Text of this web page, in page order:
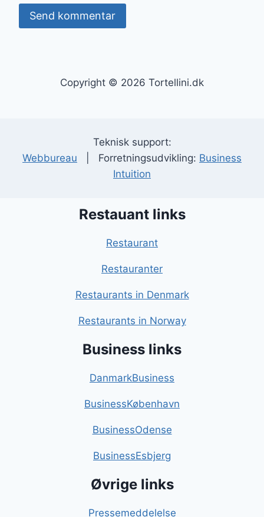
Copyright © 2026 Tortellini.dk
Teknisk support:
Webbureau | Forretningsudvikling: Business
Intuition
Restauant links
Restaurant
Restauranter
Restaurants in Denmark
Restaurants in Norway
Business links
DanmarkBusiness
BusinessKøbenhavn
BusinessOdense
BusinessEsbjerg
Øvrige links
Pressemeddelelse